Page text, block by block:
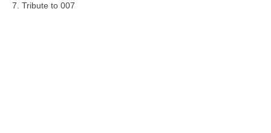
7. Tribute to 007